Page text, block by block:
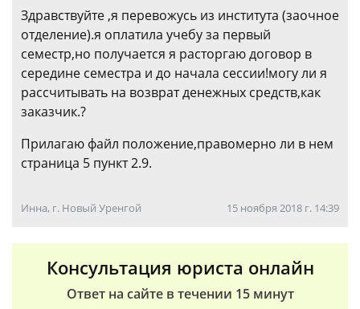
Здравствуйте ,я перевожусь из института (заочное
отделение).я оплатила учебу за первый
семестр,но получается я расторгаю договор в
середине семестра и до начала сессии!могу ли я
рассчитывать на возврат денежных средств,как
заказчик.?
Прилагаю файл положение,правомерно ли в нем
страница 5 пункт 2.9.
Инна, г. Новый Уренгой 15 ноября 2018 г. 14:39
Консультация юриста онлайн
Ответ на сайте в течении 15 минут